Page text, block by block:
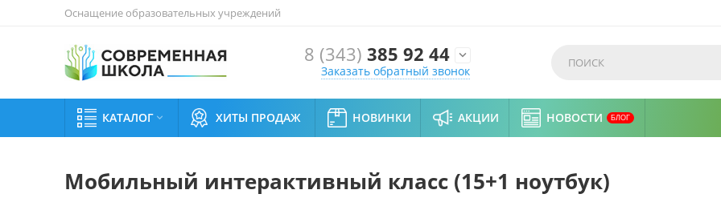
Оснащение образовательных учреждений
8 (343) 385 92 44 
Заказать обратный звонок
КАТАЛОГ  ХИТЫ ПРОДАЖ НОВИНКИ АКЦИИ НОВОСТИ БЛОГ
Мобильный интерактивный класс (15+1 ноутбук)